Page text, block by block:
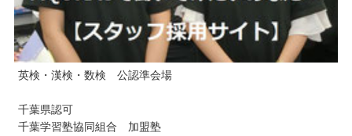
英検・漢検・数検 公認準会場
千葉県認可
千葉学習塾協同組合 加盟塾